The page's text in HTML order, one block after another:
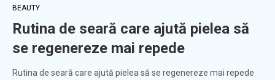
BEAUTY
Rutina de seară care ajută pielea să
se regenereze mai repede
Rutina de seară care ajută pielea să se regenereze mai repede